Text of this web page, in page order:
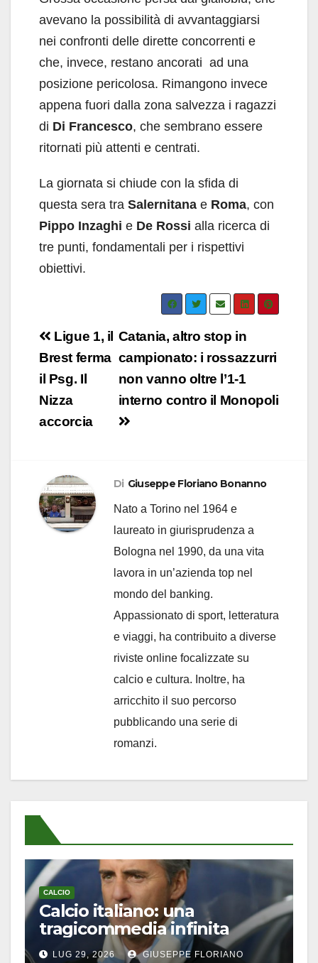
avevano la possibilità di avvantaggiarsi
nei confronti delle dirette concorrenti e
che, invece, restano ancorati ad una
posizione pericolosa. Rimangono invece
appena fuori dalla zona salvezza i ragazzi
di Di Francesco, che sembrano essere
ritornati più attenti e centrati.
La giornata si chiude con la sfida di
questa sera tra Salernitana e Roma, con
Pippo Inzaghi e De Rossi alla ricerca di
tre punti, fondamentali per i rispettivi
obiettivi.
Navigazione
articoli
Catania, altro stop in
campionato: i rossazzurri
non vanno oltre l’1-1
interno contro il Monopoli
Ligue 1, il
Brest ferma
il Psg. Il
Nizza
accorcia
Di Giuseppe Floriano Bonanno
Nato a Torino nel 1964 e
laureato in giurisprudenza a
Bologna nel 1990, da una vita
lavora in un’azienda top nel
mondo del banking.
Appassionato di sport, letteratura
e viaggi, ha contribuito a diverse
riviste online focalizzate su
calcio e cultura. Inoltre, ha
arricchito il suo percorso
pubblicando una serie di
romanzi.
CALCIO
Calcio italiano: una
tragicommedia infinita
LUG 29, 2026 GIUSEPPE FLORIANO